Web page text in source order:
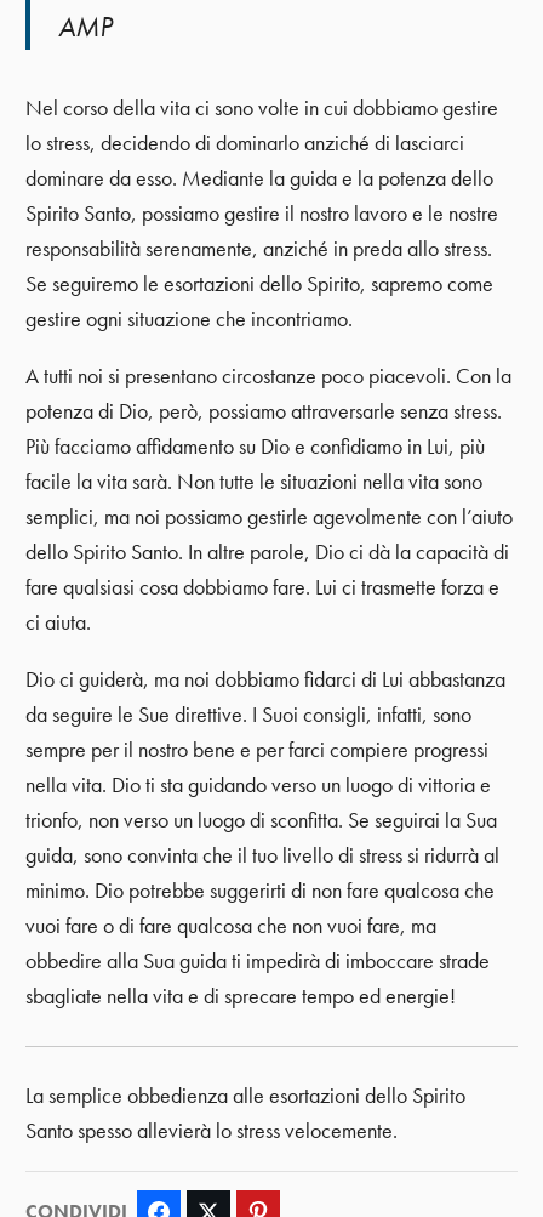
AMP
Nel corso della vita ci sono volte in cui dobbiamo gestire
lo stress, decidendo di dominarlo anziché di lasciarci
dominare da esso. Mediante la guida e la potenza dello
Spirito Santo, possiamo gestire il nostro lavoro e le nostre
responsabilità serenamente, anziché in preda allo stress.
Se seguiremo le esortazioni dello Spirito, sapremo come
gestire ogni situazione che incontriamo.
A tutti noi si presentano circostanze poco piacevoli. Con la
potenza di Dio, però, possiamo attraversarle senza stress.
Più facciamo affidamento su Dio e confidiamo in Lui, più
facile la vita sarà. Non tutte le situazioni nella vita sono
semplici, ma noi possiamo gestirle agevolmente con l’aiuto
dello Spirito Santo. In altre parole, Dio ci dà la capacità di
fare qualsiasi cosa dobbiamo fare. Lui ci trasmette forza e
ci aiuta.
Dio ci guiderà, ma noi dobbiamo fidarci di Lui abbastanza
da seguire le Sue direttive. I Suoi consigli, infatti, sono
sempre per il nostro bene e per farci compiere progressi
nella vita. Dio ti sta guidando verso un luogo di vittoria e
trionfo, non verso un luogo di sconfitta. Se seguirai la Sua
guida, sono convinta che il tuo livello di stress si ridurrà al
minimo. Dio potrebbe suggerirti di non fare qualcosa che
vuoi fare o di fare qualcosa che non vuoi fare, ma
obbedire alla Sua guida ti impedirà di imboccare strade
sbagliate nella vita e di sprecare tempo ed energie!
La semplice obbedienza alle esortazioni dello Spirito
Santo spesso allevierà lo stress velocemente.
CONDIVIDI Facebook Twitter